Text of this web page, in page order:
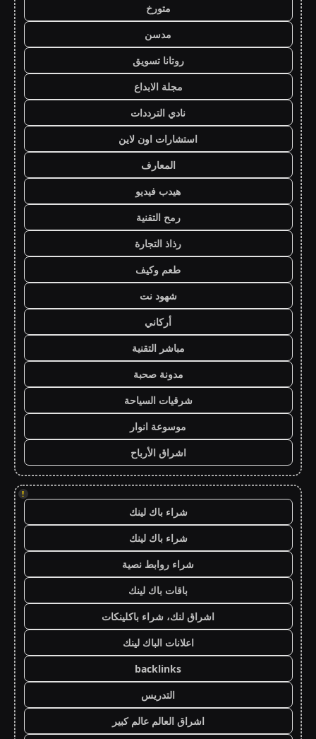
متورخ
مدسن
روتانا تسويق
مجلة الابداع
نادي الترددات
استشارات اون لاين
المعارف
هيدب فيديو
رمح التقنية
رذاذ التجارة
طعم وكيف
شهود نت
أركاني
مباشر التقنية
مدونة صحبة
شرقيات السياحة
موسوعة انوار
اشراق الأرباح
!
شراء باك لينك
شراء باك لينك
شراء روابط نصية
باقات باك لينك
اشراق لنك، شراء باكلينكات
اعلانات الباك لينك
backlinks
التدريس
اشراق العالم عالم كبير